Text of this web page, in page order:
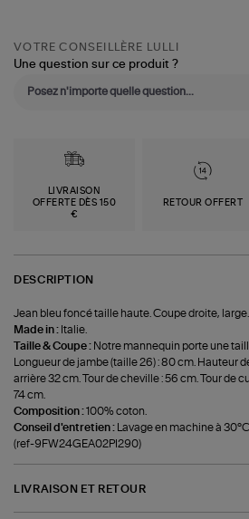
VOTRE CONSEILLÈRE LULLI
Une question sur ce produit ?
LIVRAISON
OFFERTE DÈS 150
€
RETOUR OFFERT
DESCRIPTION
Jean bleu foncé taille haute. Coupe droite,
Made in : Italie.
Taille & Coupe : Notre mannequin porte une
Longueur de jambe (taille 26) : 80 cm. Hauteur
arrière 32 cm. Tour de cheville : 56 cm. Tour de
74 cm.
Composition :100% coton.
Conseil d'entretien :
Lavage en machine à 30°C.
(ref-9FW24GEA02PI290)
LIVRAISON ET RETOUR